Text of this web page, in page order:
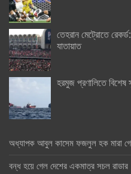
তেহরান মেট্রোতে
যাতায়াত
হরমুজ প্রণালিতে বিশেষ
অধ্যাপক আবুল কাসেম ফজলুল হক মারা
বন্ধ হয়ে গেল দেশের একমাত্র সচল রাডার